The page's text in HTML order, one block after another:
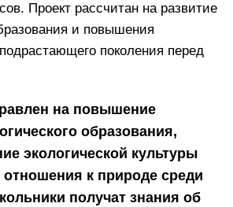
Проект рассчитан на развитие
и повышения
поколения перед
на повышение
образования,
экологической культуры
отношения к природе среди
получат знания об